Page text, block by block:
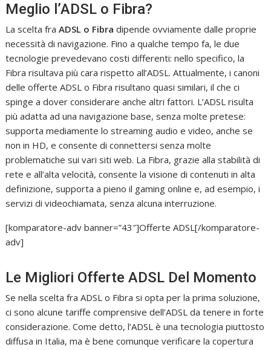
Meglio l’ADSL o Fibra?
La scelta fraADSL o Fibra dipende ovviamente dalle proprie
necessità di navigazione. Fino a qualche tempo fa, le due
tecnologie prevedevano costi differenti: nello specifico, la
Fibra risultava più cara rispetto all’ADSL. Attualmente, i canoni
delle offerte ADSL o Fibra risultano quasi similari, il che ci
spinge a dover considerare anche altri fattori. L’ADSL risulta
più adatta ad una navigazione base, senza molte pretese:
supporta mediamente lo streaming audio e video, anche se
non in HD, e consente di connettersi senza molte
problematiche sui vari siti web. La Fibra, grazie alla stabilità di
rete e all’alta velocità, consente la visione di contenuti in alta
definizione, supporta a pieno il gaming online e, ad esempio, i
servizi di videochiamata, senza alcuna interruzione.
[komparatore-adv banner=”43″]Offerte ADSL[/komparatore-
adv]
Le Migliori Offerte ADSL Del Momento
Se nella scelta fra ADSL o Fibra si opta per la prima soluzione,
ci sono alcune tariffe comprensive dell’ADSL da tenere in forte
considerazione. Come detto, l’ADSL è una tecnologia piuttosto
diffusa in Italia, ma è bene comunque verificare la copertura